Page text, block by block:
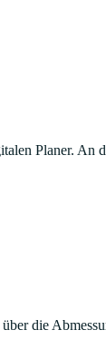
Planer. An
die